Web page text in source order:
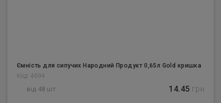
Ємність для сипучих Народний Продукт 0,65л Gold кришка
Код: 4694
від 48 шт 14.45 грн